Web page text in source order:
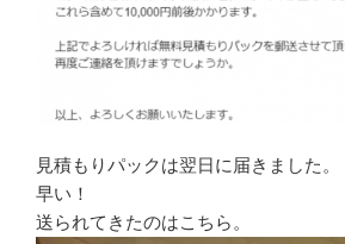
見積もりパックは翌日に届きました。
早い！
送られてきたのはこちら。